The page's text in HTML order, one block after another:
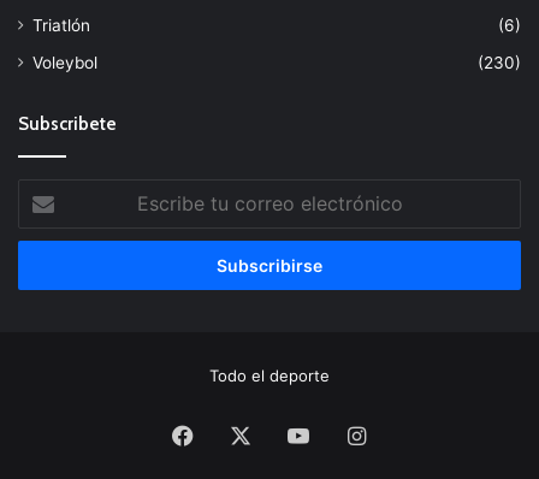
Triatlón
(6)
Voleybol
(230)
Subscribete
tu
correo
Todo el deporte
Facebook YouTubeInstagram